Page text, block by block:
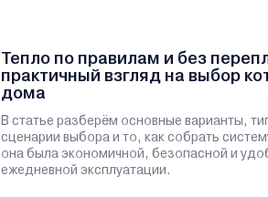
Тепло по правилам и без
практичный взгляд на выбор
дома
В статье разберём основные варианты,
сценарии выбора и то, как собрать
она была экономичной, безопасной и
ежедневной эксплуатации.